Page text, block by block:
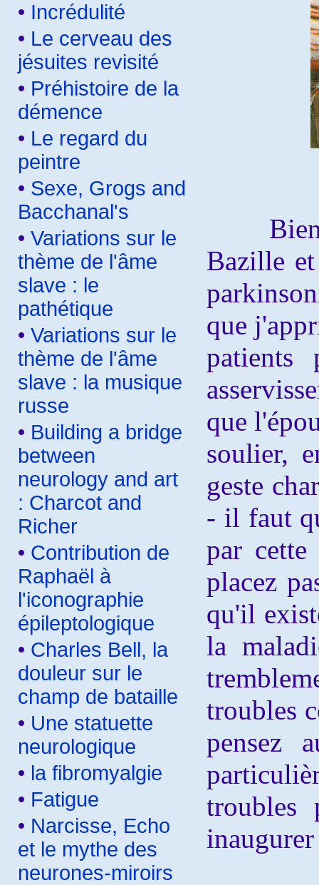
• Incrédulité
• Le cerveau des
jésuites revisité
• Préhistoire de la
démence
• Le regard du
peintre
• Sexe, Grogs and
Bacchanal's
• Variations sur le
thème de l'âme
slave : le
pathétique
• Variations sur le
thème de l'âme
slave : la musique
russe
• Building a bridge
between
neurology and art
: Charcot and
Richer
• Contribution de
Raphaël à
l'iconographie
épileptologique
• Charles Bell, la
douleur sur le
champ de bataille
• Une statuette
neurologique
• la fibromyalgie
• Fatigue
• Narcisse, Echo
et le mythe des
neurones-miroirs
Bien
Bazille
que
patients
que
soulier,
geste
- il faut
par
placez
qu'il
la
troubles
pensez
troubles